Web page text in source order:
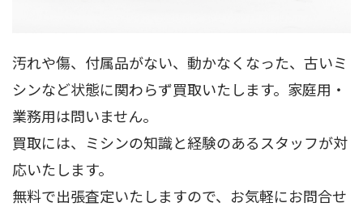
汚れや傷、付属品がない、動かなくなった、古いミ
シンなど状態に関わらず買取いたします。家庭用・
業務用は問いません。
買取には、ミシンの知識と経験のあるスタッフが対
応いたします。
無料で出張査定いたしますので、お気軽にお問合せ